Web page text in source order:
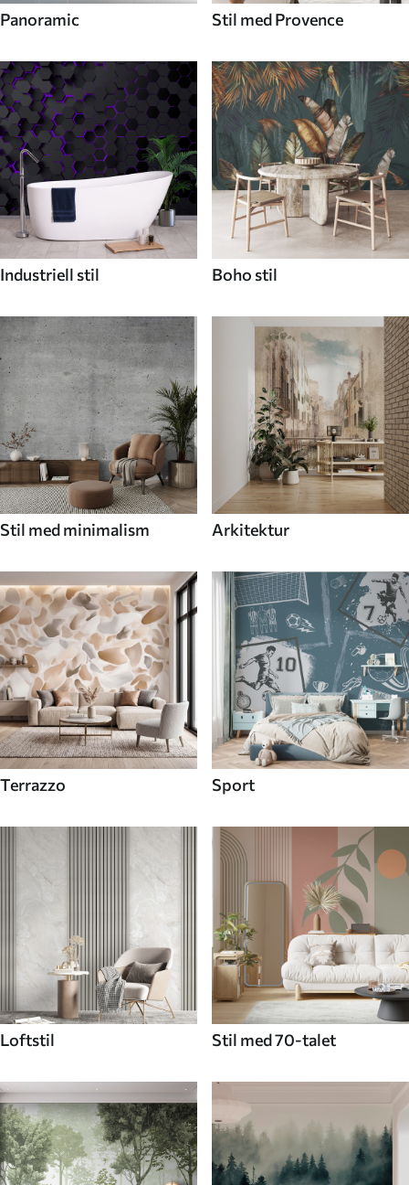
Panoramic Stil med Provence
Industriell stil Boho stil
Stil med minimalism Arkitektur
Terrazzo Sport
Loftstil Stil med 70-talet